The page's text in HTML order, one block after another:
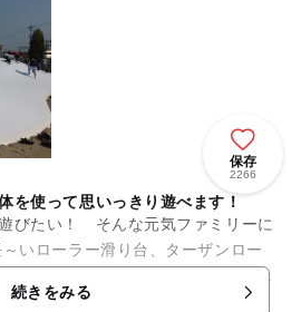
保存
2266
を使って思いっきり遊べます！
びたい！ そんな元気ファミリーに
いローラー滑り台、ターザンロー
の芝滑りは、大人も夢中になってし
...
続きをみる